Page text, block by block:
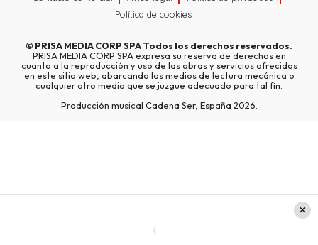
Política de cookies
© PRISA MEDIA CORP SPATodos los derechos reservados.
PRISA MEDIA CORP SPA expresa su reserva de derechos en
cuanto a la reproducción y uso de las obras y servicios ofrecidos
en este sitio web, abarcando los medios de lectura mecánica o
cualquier otro medio que se juzgue adecuado para tal fin.
Producción musical Cadena Ser, España 2026.